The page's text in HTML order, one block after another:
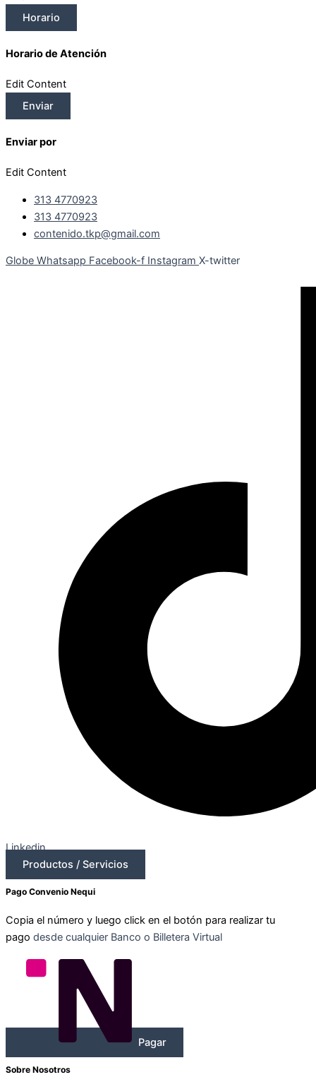
Horario
Horario de Atención
Edit Content
Enviar
Enviar por
Edit Content
313 4770923
313 4770923
contenido.tkp@gmail.com
Globe Whatsapp Facebook-f Instagram X-twitter
Linkedin
Productos / Servicios
Pago Convenio Nequi
Copia el número y luego click en el botón para realizar tu
pago desde cualquier Banco o Billetera Virtual
Pagar
Sobre Nosotros